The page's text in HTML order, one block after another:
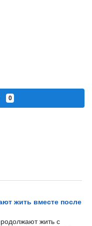
0
жить вместе после
жить с